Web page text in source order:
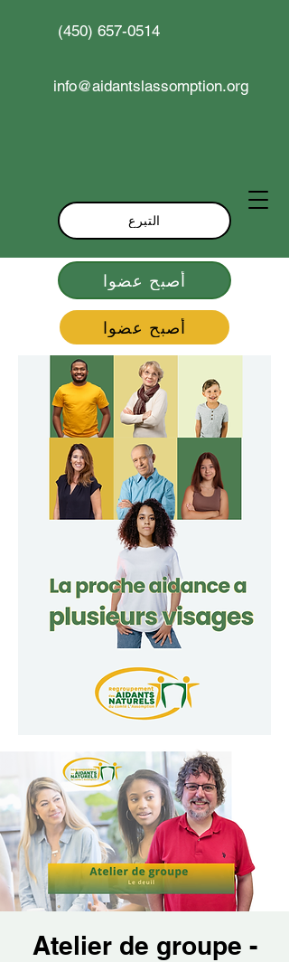
أصبح عضوا
أصبح عضوا
(450) 657-0514
info@aidantslassomption.org
التبرع
Atelier de groupe -